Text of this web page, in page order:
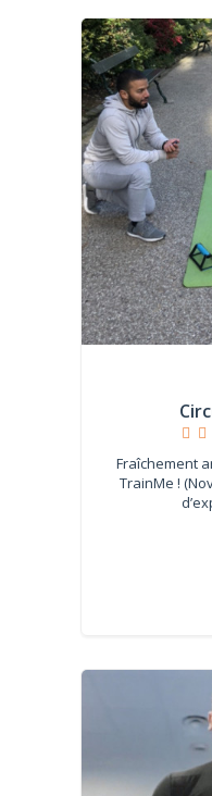
Fraîchement
TrainMe !